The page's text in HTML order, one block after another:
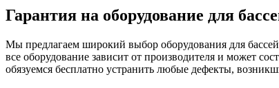
Гарантия на оборудование для
Мы предлагаем широкий выбор оборудования для
все оборудование зависит от производителя и может
обязуемся бесплатно устранить любые дефекты,